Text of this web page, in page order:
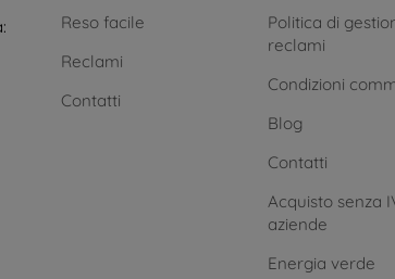
Reso facile
Reclami
Contatti
Politica di
reclami
Condizioni
Blog
Contatti
Acquisto senza
aziende
Energia verde